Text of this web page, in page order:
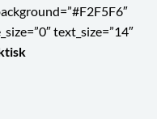
text_size=”14″